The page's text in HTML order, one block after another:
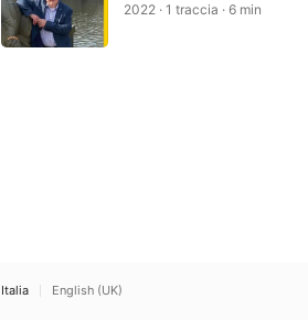
2022 · 1 traccia · 6 min
Italia English (UK)